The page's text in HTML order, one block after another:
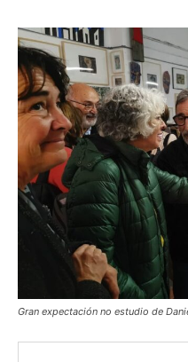
Gran expectación no estudio de